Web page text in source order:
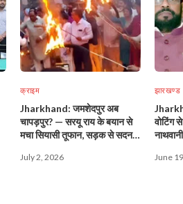
क्राइम
Jharkhand: जमशेदपुर अब
चापड़पुर? — सरयू राय के बयान से
मचा सियासी तूफान, सड़क से सदन
July 2, 2026
झारखण्ड
वोटिंग
June